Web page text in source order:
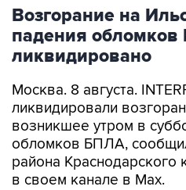
Возгорание на
падения
ликвидировано
Москва. 8 августа.
ликвидировали
возникшее утром в
обломков БПЛА,
района
в своем канале в Max.